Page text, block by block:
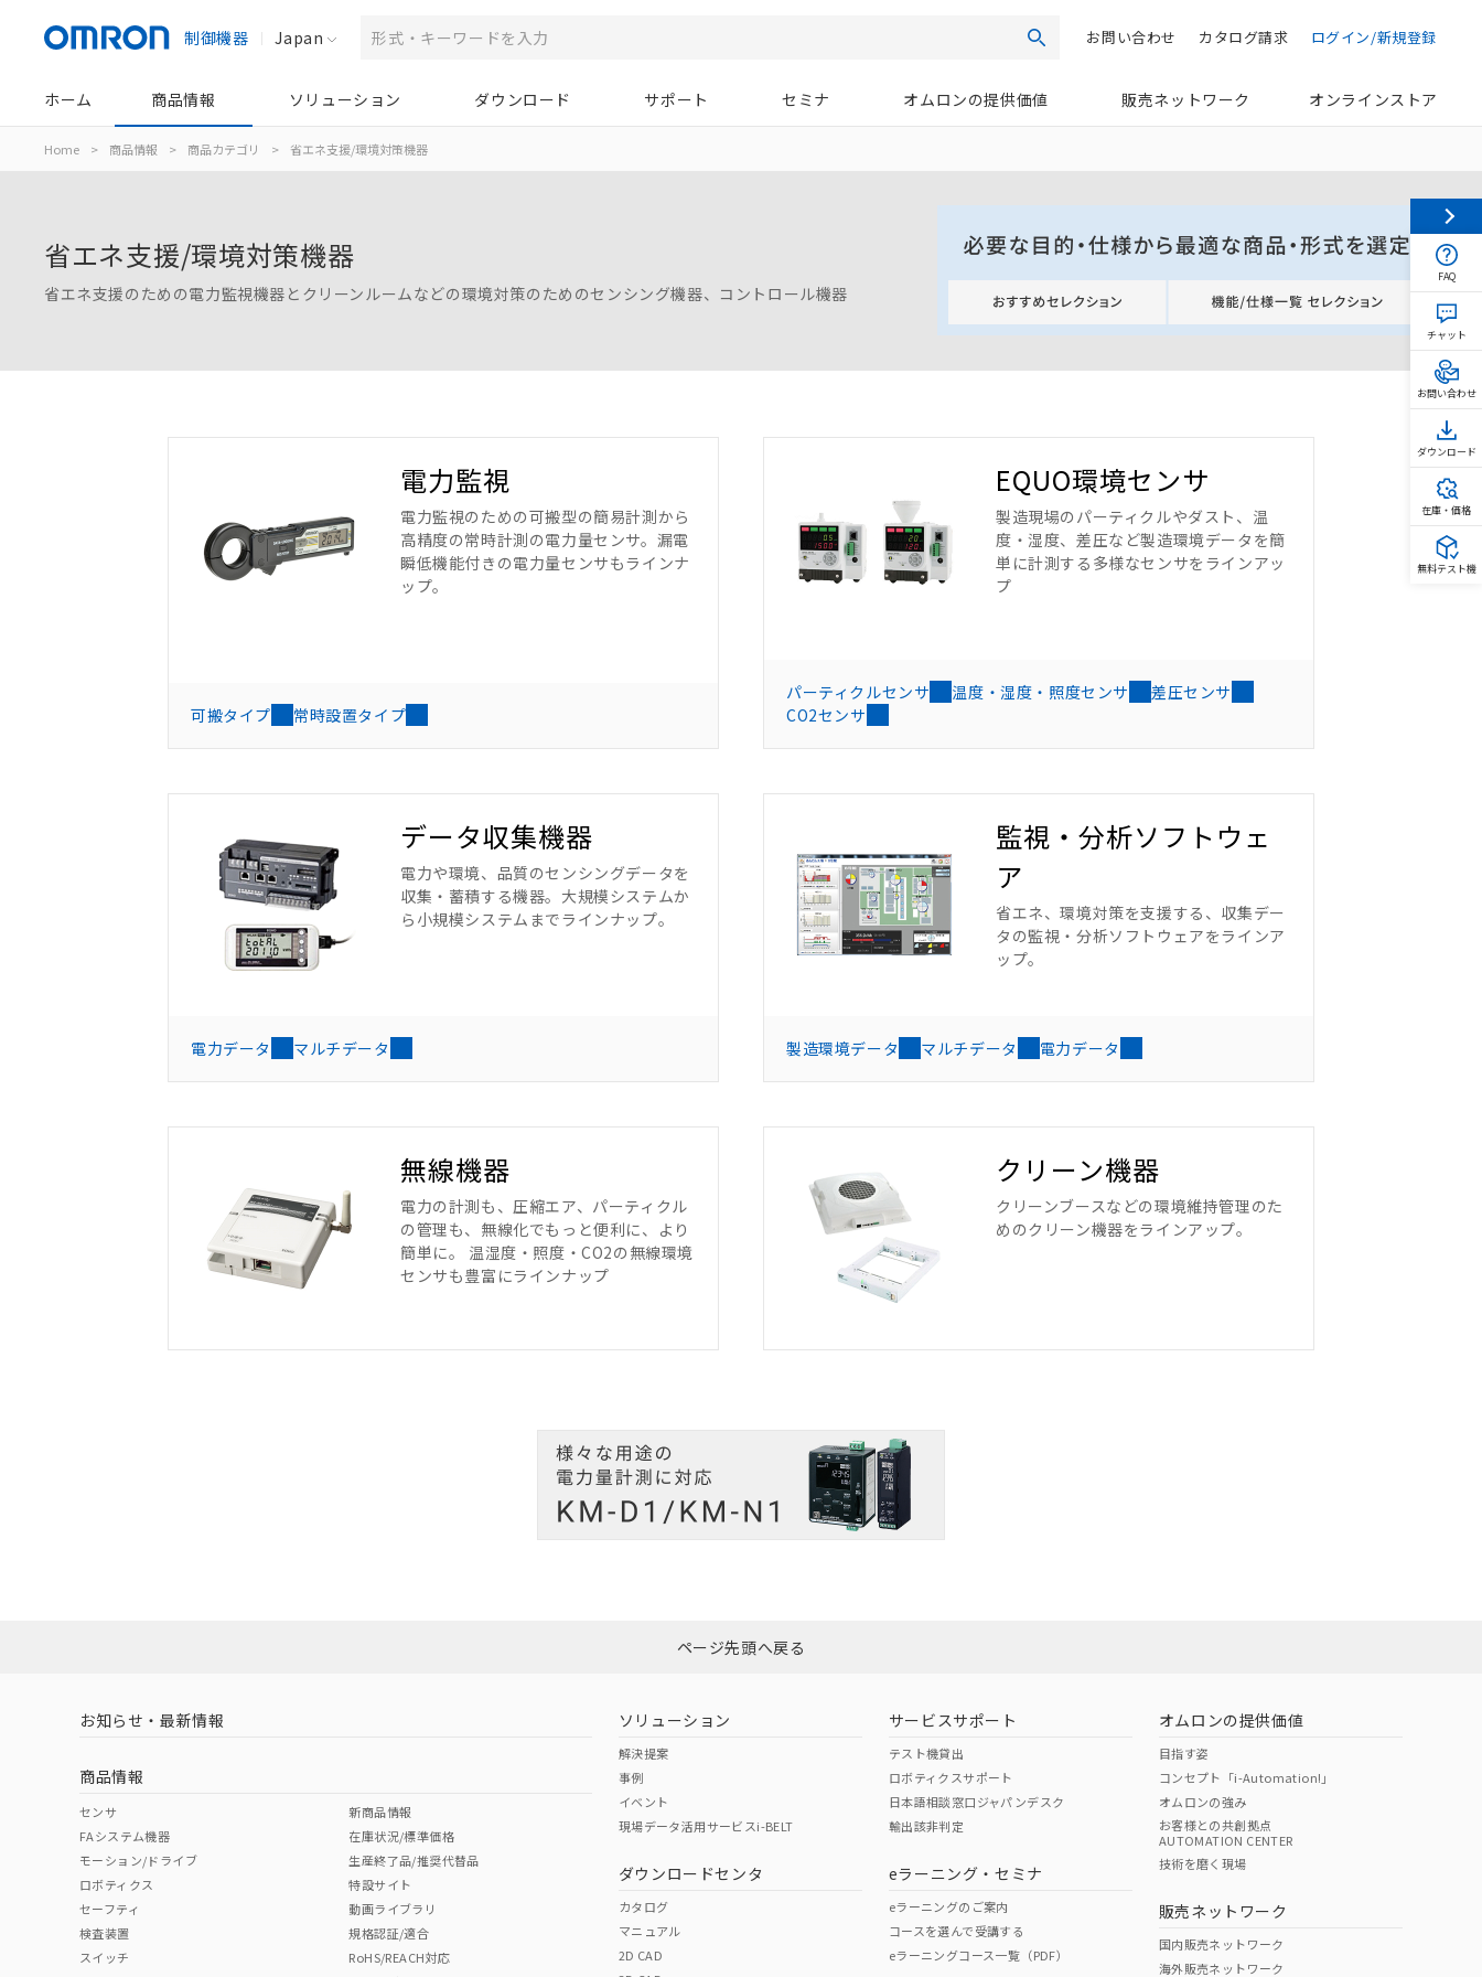
制御機器 Japan 検索 ログイン/新規登録
カタログ請求
お問い合わせ
ホーム 商品情報 ソリューション ダウンロード サポート セミナ オムロンの提供価値 販売ネットワーク オンラインストア
Home > 商品情報 > 商品カテゴリ > 省エネ支援/環境対策機器
省エネ支援/環境対策機器
省エネ支援のための電力監視機器とクリーンルームなどの環境対策のためのセンシング機器、コントロール機器
電力監視
電力監視のための可搬型の簡易計測から
高精度の常時計測の電力量センサ。漏電
瞬低機能付きの電力量センサもラインナ
ップ。
可搬タイプ 常時設置タイプ
EQUO環境センサ
製造現場のパーティクルやダスト、温
度・湿度、差圧など製造環境データを簡
単に計測する多様なセンサをラインアッ
プ
パーティクルセンサ 温度・湿度・照度センサ
差圧センサ
CO2センサ
データ収集機器
電力や環境、品質のセンシングデータを
収集・蓄積する機器。大規模システムか
ら小規模システムまでラインナップ。
電力データ マルチデータ
監視・分析ソフトウェ
ア
省エネ、環境対策を支援する、収集デー
タの監視・分析ソフトウェアをラインア
ップ。
製造環境データ マルチデータ 電力データ
無線機器
電力の計測も、圧縮エア、パーティクル
の管理も、無線化でもっと便利に、より
簡単に。 温湿度・照度・CO2の無線環境
センサも豊富にラインナップ
クリーン機器
クリーンブースなどの環境維持管理のた
めのクリーン機器をラインアップ。
ページ先頭へ戻る
お知らせ・最新情報
商品情報
センサ
FAシステム機器
モーション/ドライブ
ロボティクス
セーフティ
検査装置
スイッチ
新商品情報
在庫状況/標準価格
生産終了品/推奨代替品
特設サイト
動画ライブラリ
規格認証/適合
RoHS/REACH対応
ソリューション
解決提案
事例
イベント
現場データ活用サービスi-BELT
ダウンロードセンタ
カタログ
マニュアル
2D CAD
サービスサポート
テスト機貸出
ロボティクスサポート
日本語相談窓口ジャパンデスク
輸出該非判定
eラーニング・セミナ
eラーニングのご案内
コースを選んで受講する
eラーニングコース一覧（PDF）
オムロンの提供価値
目指す姿
コンセプト「i-Automation!」
オムロンの強み
お客様との共創拠点
AUTOMATION CENTER
技術を磨く現場
販売ネットワーク
国内販売ネットワーク
海外販売ネットワーク
FAQ
チャット
お問い合わせ
ダウンロード
在庫・価格
無料テスト機